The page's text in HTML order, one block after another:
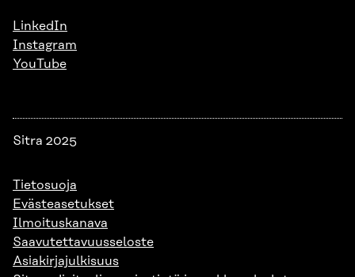
LinkedIn
Instagram
YouTube
Sitra 2025
Tietosuoja
Evästeasetukset
Ilmoituskanava
Saavutettavuusseloste
Asiakirjajulkisuus